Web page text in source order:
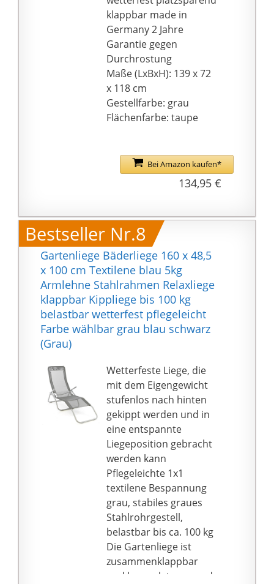
klappbar made in
Germany 2 Jahre
Garantie gegen
Durchrostung
Maße (LxBxH): 139 x 72
x 118 cm
Gestellfarbe: grau
Flächenfarbe: taupe
Bei Amazon kaufen*
134,95 €
Bestseller Nr.8
Gartenliege Bäderliege 160 x 48,5
x 100 cm Textilene blau 5kg
Armlehne Stahlrahmen Relaxliege
klappbar Kippliege bis 100 kg
belastbar wetterfest pflegeleicht
Farbe wählbar grau blau schwarz
(Grau)
Wetterfeste Liege, die
mit dem Eigengewicht
stufenlos nach hinten
gekippt werden und in
eine entspannte
Liegeposition gebracht
werden kann
Pflegeleichte 1x1
textilene Bespannung
grau, stabiles graues
Stahlrohrgestell,
belastbar bis ca. 100 kg
Die Gartenliege ist
zusammenklappbar
und kann platzsparend